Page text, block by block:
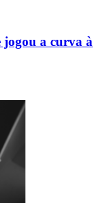
jogou a curva à